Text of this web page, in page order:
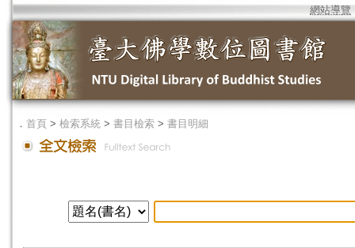
網站導覽
． 首頁 > 檢索系統 > 書目檢索 > 書目明細